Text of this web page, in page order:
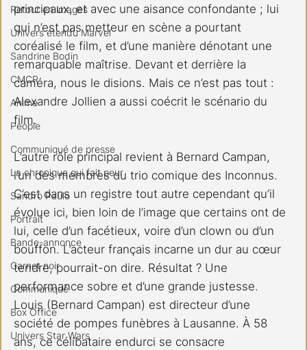
Retour en images
Univers étendu Marvel
Sandrine Bodin
CMCR
Anime
People
Communiqué de presse
La chronique qui fait peur
Sandro Paulo
Portrait
Bande-annonce
Carnet noir
Communiqué
Box Office
Univers Star Wars
principaux, et avec une aisance confondante ; lui
qui n’est pas metteur en scène a pourtant
coréalisé le film, et d’une manière dénotant une
remarquable maîtrise. Devant et derrière la
caméra, nous le disions. Mais ce n’est pas tout :
Alexandre Jollien a aussi coécrit le scénario du
film.
L’autre rôle principal revient à Bernard Campan,
l’un des membres du trio comique des Inconnus.
C’est dans un registre tout autre cependant qu’il
évolue ici, bien loin de l’image que certains ont de
lui, celle d’un facétieux, voire d’un clown ou d’un
bouffon. L’acteur français incarne un dur au cœur
tendre, pourrait-on dire. Résultat ? Une
performance sobre et d’une grande justesse.
Louis (Bernard Campan) est directeur d’une
société de pompes funèbres à Lausanne. À 58
ans, ce célibataire endurci se consacre